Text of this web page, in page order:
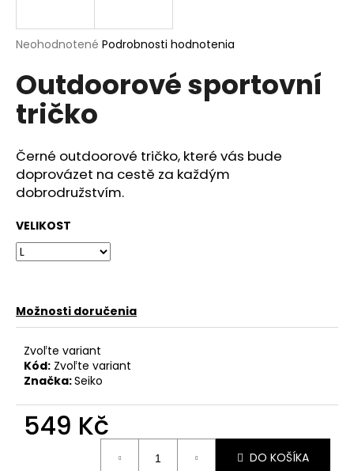
Priemerné
produktu
je
0,0
z
hviezdičiek.
Neohodnotené Podrobnosti hodnotenia
Outdoorové sportovní
tričko
Černé outdoorové tričko, které vás bude
doprovázet na cestě za každým
dobrodružstvím.
VELIKOST
Možnosti doručenia
Zvoľte variant
Kód: Zvoľte variant
Značka:Seiko
549 Kč
DO KOŠÍKA
j
ť
?
HĽADAŤ
O
o
r
č
a
m
e